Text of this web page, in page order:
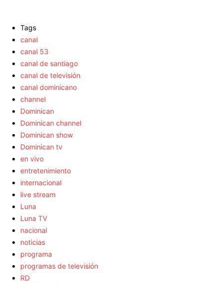
Tags
canal
canal 53
canal de santiago
canal de televisión
canal dominicano
channel
Dominican
Dominican channel
Dominican show
Dominican tv
en vivo
entretenimiento
internacional
live stream
Luna
Luna TV
nacional
noticias
programa
programas de televisión
RD